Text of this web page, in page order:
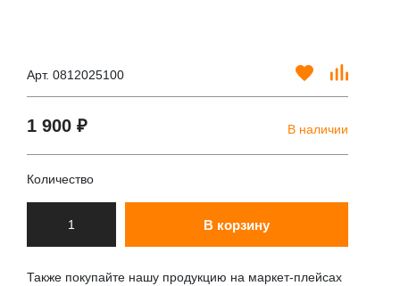
Арт. 0812025100
1 900 ₽ В наличии
Количество
В корзину
Также покупайте нашу продукцию на маркет-плейсах